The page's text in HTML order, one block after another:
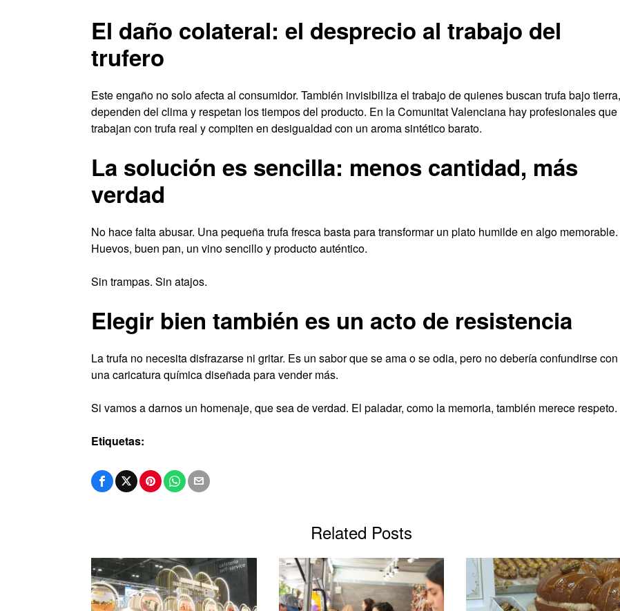
El daño colateral: el desprecio al trabajo del
trufero
Este engaño no solo afecta al consumidor. También invisibiliza el trabajo de quienes buscan trufa bajo tierra,
dependen del clima y respetan los tiempos del producto. En la Comunitat Valenciana hay profesionales que
trabajan con trufa real y compiten en desigualdad con un aroma sintético barato.
La solución es sencilla: menos cantidad, más
verdad
No hace falta abusar. Una pequeña trufa fresca basta para transformar un plato humilde en algo memorable.
Huevos, buen pan, un vino sencillo y producto auténtico.
Sin trampas. Sin atajos.
Elegir bien también es un acto de resistencia
La trufa no necesita disfrazarse ni gritar. Es un sabor que se ama o se odia, pero no debería confundirse con
una caricatura química diseñada para vender más.
Si vamos a darnos un homenaje, que sea de verdad. El paladar, como la memoria, también merece respeto.
Etiquetas:
Related Posts